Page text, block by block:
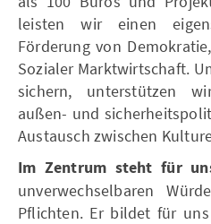
leisten wir einen
Förderung von
Sozialer Marktwirtschaft.
sichern, unterstützen
außen- und
Austausch zwischen
Im Zentrum steht für
unverwechselbaren
Pflichten. Er bildet für